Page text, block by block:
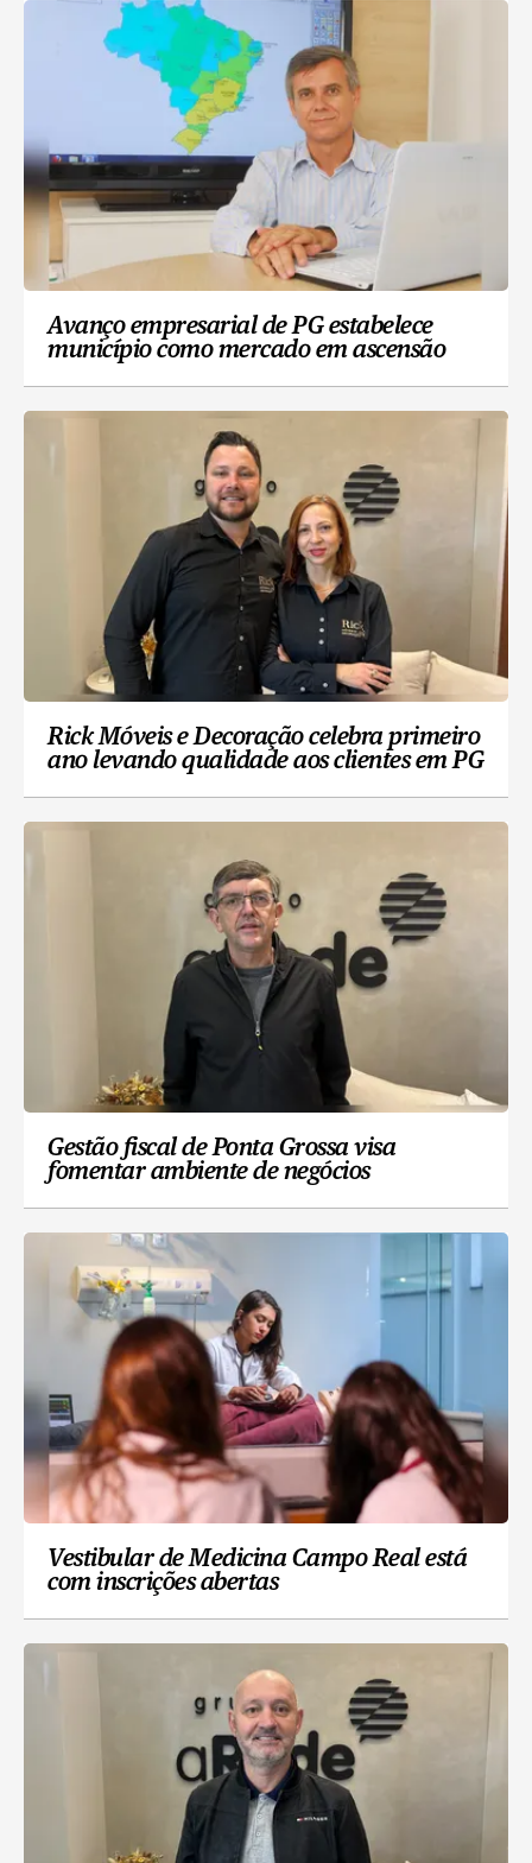
Avanço empresarial de PG estabelece
município como mercado em ascensão
Rick Móveis e Decoração celebra primeiro
ano levando qualidade aos clientes em PG
Gestão fiscal de Ponta Grossa visa
fomentar ambiente de negócios
Vestibular de Medicina Campo Real está
com inscrições abertas